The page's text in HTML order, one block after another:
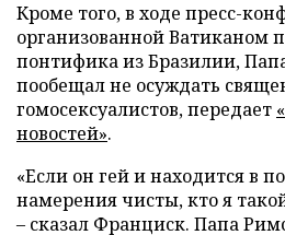
Кроме того, в ходе пресс-
организованной Ватиканом
понтифика из Бразилии,
пообещал не осуждать
гомосексуалистов, передает
новостей».
«Если он гей и находится в
намерения чисты, кто я
– сказал Франциск. Папа